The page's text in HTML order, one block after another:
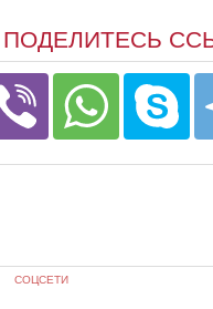
СОЦСЕТИ